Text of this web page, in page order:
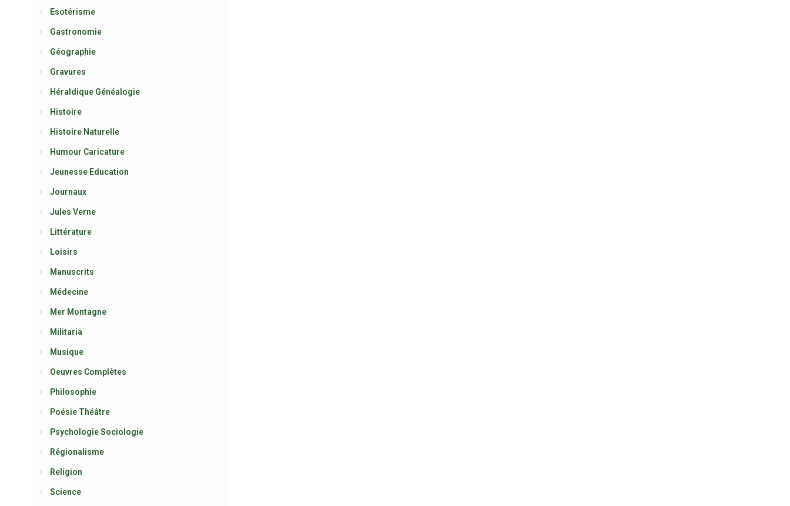
Esotérisme
Gastronomie
Géographie
Gravures
Héraldique Généalogie
Histoire
Histoire Naturelle
Humour Caricature
Jeunesse Education
Journaux
Jules Verne
Littérature
Loisirs
Manuscrits
Médecine
Mer Montagne
Militaria
Musique
Oeuvres Complètes
Philosophie
Poésie Théâtre
Psychologie Sociologie
Régionalisme
Religion
Science